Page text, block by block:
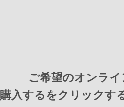
ご希望のオンラ
購入するをクリックす